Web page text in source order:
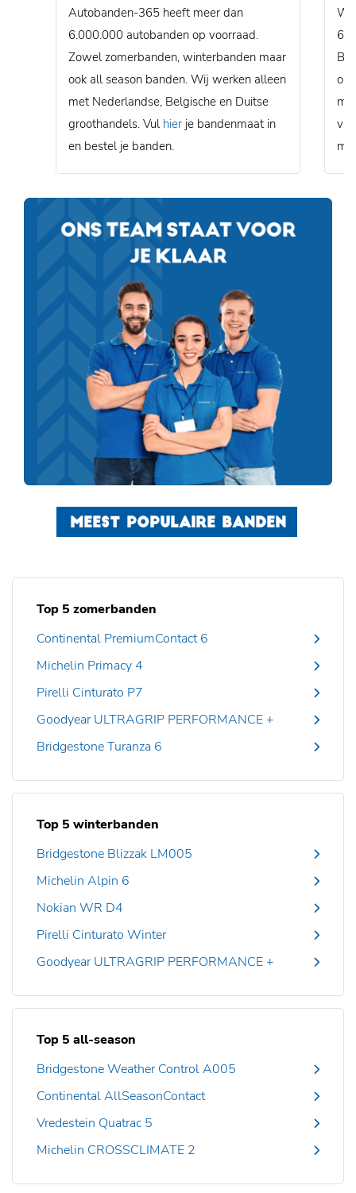
Autobanden-365 heeft meer dan
6.000.000 autobanden op voorraad.
Zowel zomerbanden, winterbanden maar
ook all season banden. Wij werken alleen
met Nederlandse, Belgische en Duitse
groothandels. Vul hier je bandenmaat in
en bestel je banden.
MEEST POPULAIRE BANDEN
Top 5 zomerbanden
Continental PremiumContact 6
Michelin Primacy 4
Pirelli Cinturato P7
Goodyear ULTRAGRIP PERFORMANCE +
Bridgestone Turanza 6
Top 5 winterbanden
Bridgestone Blizzak LM005
Michelin Alpin 6
Nokian WR D4
Pirelli Cinturato Winter
Goodyear ULTRAGRIP PERFORMANCE +
Top 5 all-season
Bridgestone Weather Control A005
Continental AllSeasonContact
Vredestein Quatrac 5
Michelin CROSSCLIMATE 2